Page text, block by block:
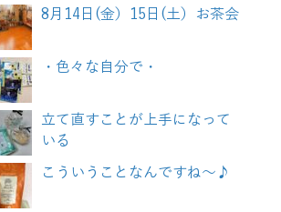
8月14日(金）15日(土）お茶会
・色々な自分で・
立て直すことが上手になって
いる
こういうことなんですね～♪